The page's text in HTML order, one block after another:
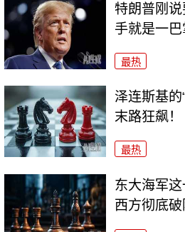
特朗普刚
手就是一巴
最热
泽连斯基的
末路狂飙！
最热
东大海军
西方彻底破